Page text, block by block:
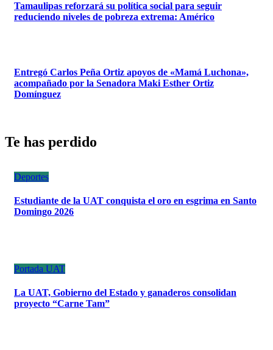
Tamaulipas reforzará su política social para seguir
reduciendo niveles de pobreza extrema: Américo
Entregó Carlos Peña Ortiz apoyos de «Mamá Luchona»,
acompañado por la Senadora Maki Esther Ortiz
Domínguez
Te has perdido
Deportes
Estudiante de la UAT conquista el oro en esgrima en Santo
Domingo 2026
Portada UAT
La UAT, Gobierno del Estado y ganaderos consolidan
proyecto “Carne Tam”